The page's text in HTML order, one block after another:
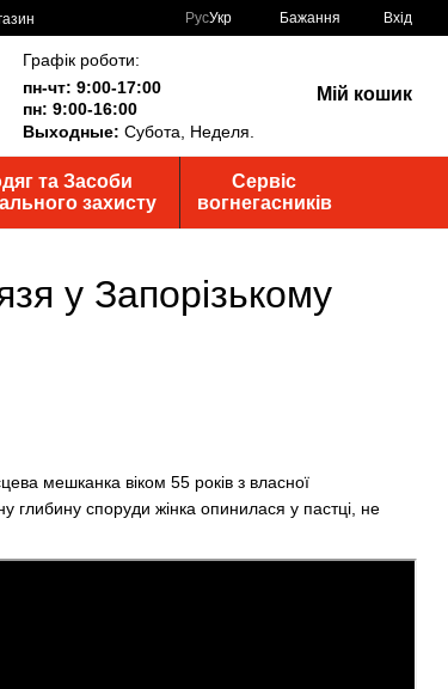
РусУкр Бажання Вхід
Графік роботи:
пн-чт: 9:00-17:00
пн: 9:00-16:00
Выходные: Субота, Неделя.
Мій кошик
та Засоби
захисту
Сервіс
вогнегасників
у Запорізькому
мешканка віком 55 років з власної
глибину споруди жінка опинилася у пастці, не